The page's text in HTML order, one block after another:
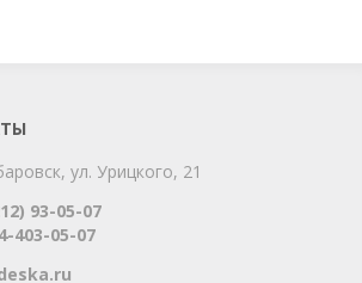
ул. Урицкого, 21
93-05-07
403-05-07